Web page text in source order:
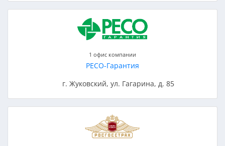
1 офис компании
РЕСО-Гарантия
г. Жуковский, ул. Гагарина, д. 85